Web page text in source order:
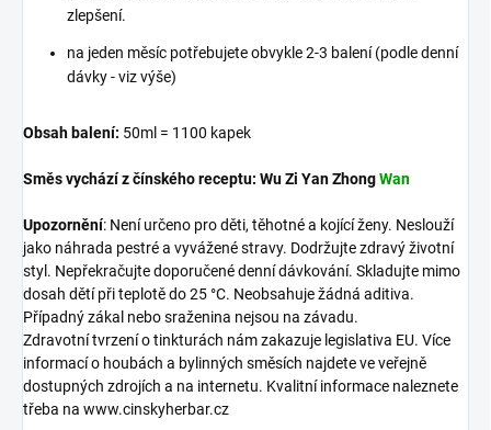
zlepšení.
na jeden měsíc potřebujete obvykle 2-3 balení (podle denní
dávky - viz výše)
Obsah balení: 50ml = 1100 kapek
Směs vychází z čínského receptu: Wu Zi Yan ZhongWan
Upozornění: Není určeno pro děti, těhotné a kojící ženy. Neslouží
jako náhrada pestré a vyvážené stravy. Dodržujte zdravý životní
styl. Nepřekračujte doporučené denní dávkování. Skladujte mimo
dosah dětí při teplotě do 25 °C. Neobsahuje žádná aditiva.
Případný zákal nebo sraženina nejsou na závadu.
Zdravotní tvrzení o tinkturách nám zakazuje legislativa EU. Více
informací o houbách a bylinných směsích najdete ve veřejně
dostupných zdrojích a na internetu. Kvalitní informace naleznete
třeba na www.cinskyherbar.cz